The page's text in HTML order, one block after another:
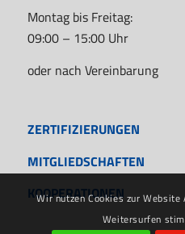
Montag bis Freitag:
09:00 – 15:00 Uhr
oder nach Vereinbarung
ZERTIFIZIERUNGEN
MITGLIEDSCHAFTEN
KOOPERATIONEN
Wir nutzen Cookies zur
Weitersurfen